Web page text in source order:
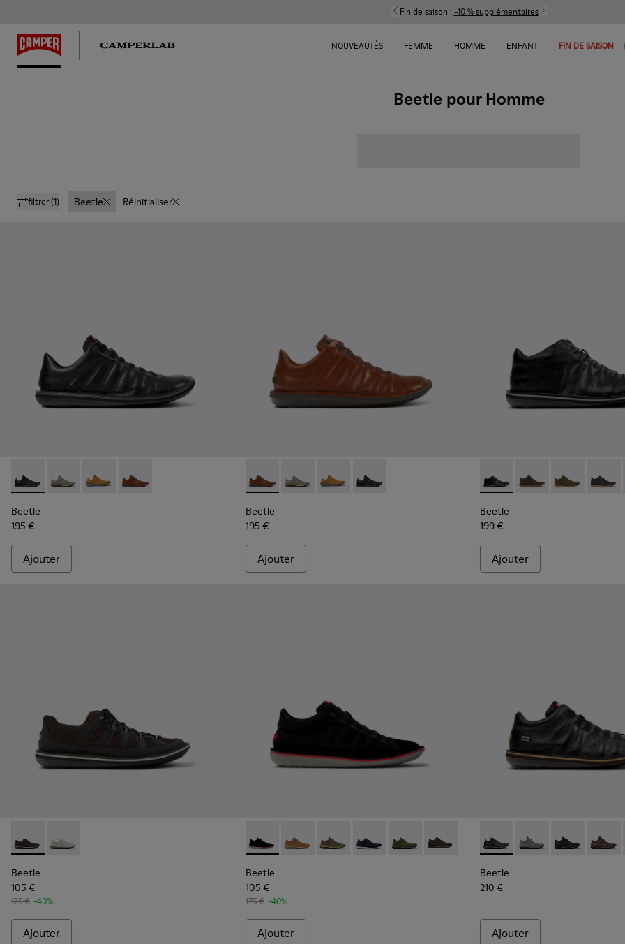
Fin de saison : -10 % supplémentaires
NOUVEAUTÉS FEMME HOMME ENFANT FIN DE SAISON
Beetle pour Homme
filtrer(1) Beetle Réinitialiser
Beetle - 18751-048 - Chaussures en cuir noir pour homme.
Beetle - 18751-109 - Chaussures en cuir nubuck gris Pour homme.
Beetle - 18751-096 - Baskets en nubuck marron pour homme
Beetle - 18751-049 - Chaussures en cuir marron pour homme.
Beetle
195 €
Ajouter
Beetle - 18751-049 - Chaussures en cuir marron pour homme.
Beetle - 18751-109 - Chaussures en cuir nubuck gris Pour homme.
Beetle - 18751-096 - Baskets en nubuck marron pour homme
Beetle - 18751-048 - Chaussures en cuir noir pour
Beetle
195 €
Ajouter
Beetle - 36678-094 -
Beetle - 36678-090
Beetle -
Beetle
199 €
Ajouter
Beetle - K101096-001 - Chaussures en textile grises Pour homme.
Beetle - K101096-002 - Chaussures en textile grises Pour homme.
Beetle
105 €
175 € -40%
Ajouter
Beetle - 36791-080 - Bottines en textile et cuir nubuck noires Pour homme.
Beetle - 36791-081 - Bottines en textile et cuir nubuck marron Pour
Beetle - 36791-079 - Bottines en textile et cuir nubuck vertes
Beetle - 36791-077 - Bottines bleues en coton
Beetle - 36791-076 - Bottines vertes en coton
Beetle - 36791-001 - Chaussures gris
Beetle
105 €
175 € -40%
Ajouter
Beetle - K300479-010 -
Beetle - K300479-
Beetle -Beetle
Beetle
210 €
Ajouter